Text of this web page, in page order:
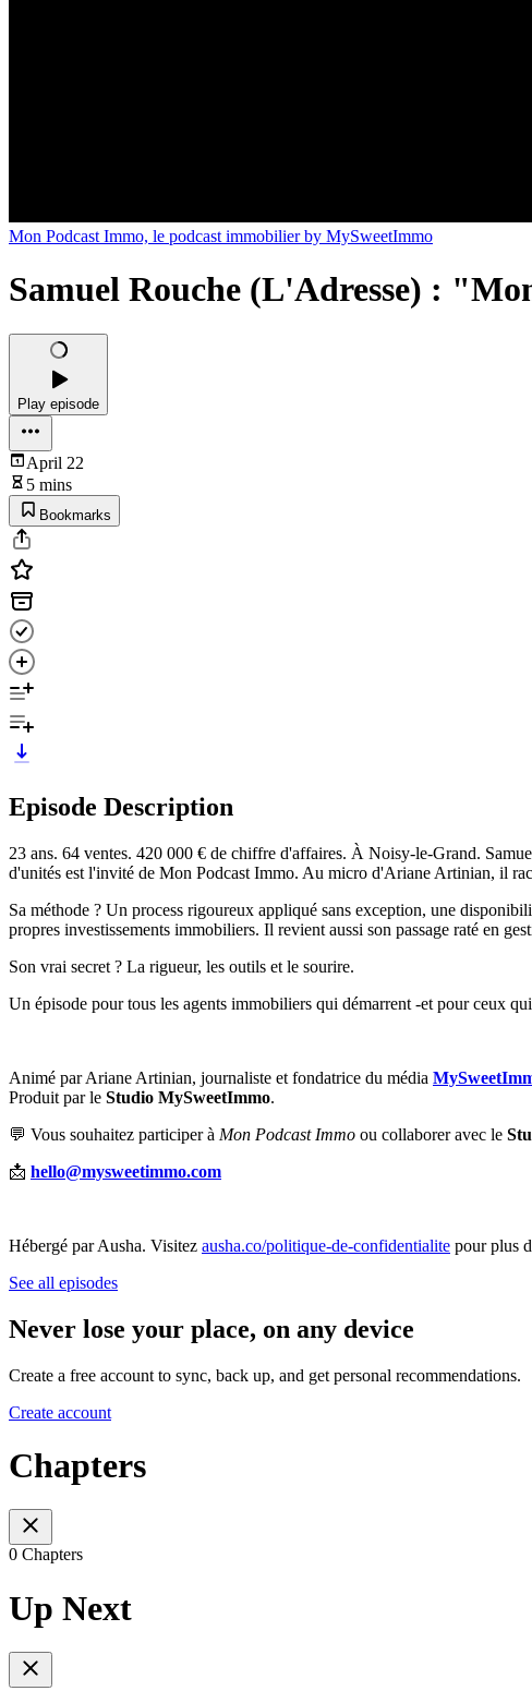
Mon Podcast Immo, le podcast immobilier by MySweetImmo
Samuel Rouche (L'Adresse) :
Play episode
April 22
5 mins
Bookmarks
Episode Description
23 ans. 64 ventes. 420 000 € de chiffre d'affaires. À Noisy-le-Grand.
d'unités est l'invité de Mon Podcast Immo. Au micro d'Ariane Artinian, il
Sa méthode ? Un process rigoureux appliqué sans exception, une
propres investissements immobiliers. Il revient aussi son passage raté en
Son vrai secret ? La rigueur, les outils et le sourire.
Un épisode pour tous les agents immobiliers qui démarrent -et pour ceux
Animé par Ariane Artinian, journaliste et fondatrice du média
Produit par le Studio MySweetImmo.
💬 Vous souhaitez participer à Mon Podcast Immo ou collaborer avec le
📩 hello@mysweetimmo.com
Hébergé par Ausha. Visitez ausha.co/politique-de-confidentialite pour plus
See all episodes
Never lose your place, on any device
Create a free account to sync, back up, and get personal recommendations.
Create account
Chapters
0 Chapters
Up Next